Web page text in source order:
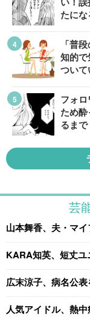
たにな
「普
知的
ついて
フォ
ため
るまで